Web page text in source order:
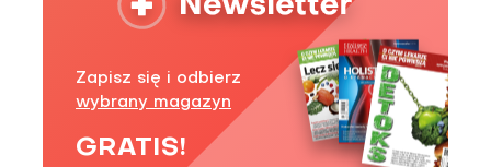
Zapisz się i odbierz
wybrany magazyn
GRATIS!